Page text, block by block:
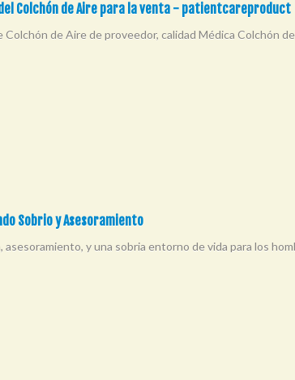
Colchón de Aire para la venta - patientcareproduct
de Aire de proveedor, calidad Médica Colchón
Sobrio y Asesoramiento
y una sobria entorno de vida para los